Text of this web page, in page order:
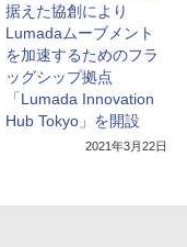
据えた協創により
Lumadaムーブメント
を加速するためのフラ
ッグシップ拠点
「Lumada Innovation
Hub Tokyo」を開設
2021年3月22日